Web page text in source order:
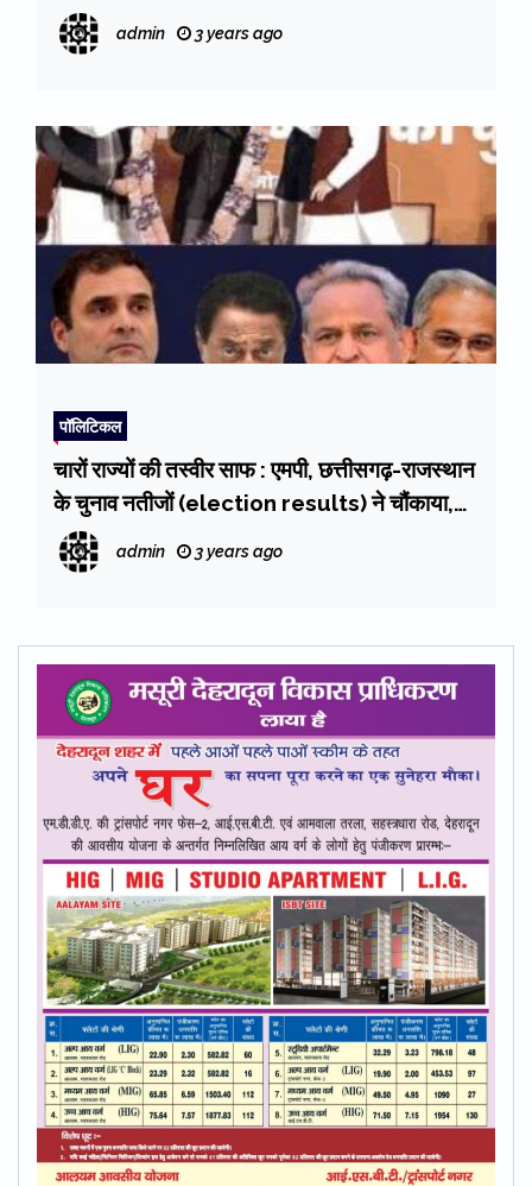
न कर सके प्रभावित : डीएम उदयराज सिंह
admin 3 years ago
पॉलिटिकल
चारों राज्यों की तस्वीर साफ : एमपी, छत्तीसगढ़-राजस्थान
के चुनाव नतीजों (election results) ने चौंकाया,
भाजपा को भी इतनी बड़ी जीत की नहीं थी उम्मीद
admin 3 years ago